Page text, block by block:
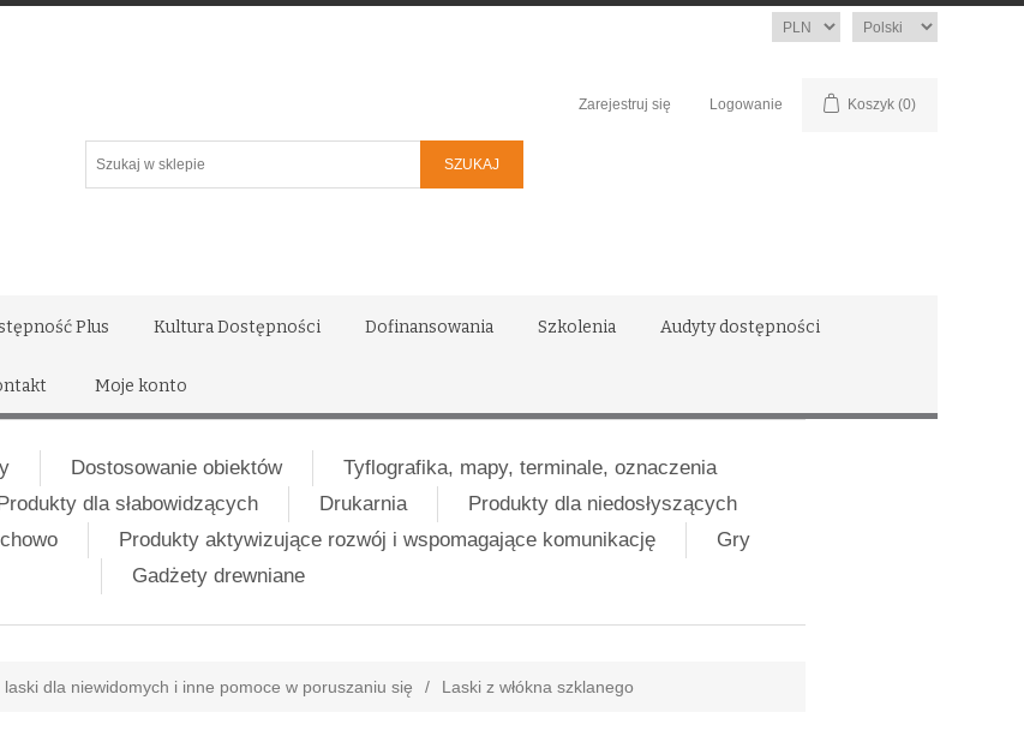
Język
Waluta
sklepie
Zarejestruj się Logowanie Koszyk (0)
Plus Kultura Dostępności Dofinansowania Szkolenia Audyty dostępności
Moje konto
Dostosowanie obiektów
Tyflografika, mapy, terminale, oznaczenia
dla słabowidzących Drukarnia
Produkty dla niedosłyszących
Produkty aktywizujące rozwój i wspomagające komunikację
Gry
Gadżety drewniane
laski dla niewidomych i inne pomoce w poruszaniu się / Laski z włókna szklanego